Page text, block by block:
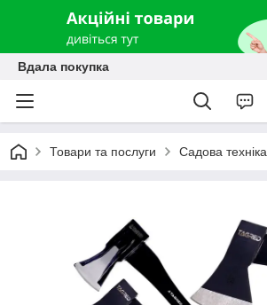
Вдала покупка
Товари та послуги Садова техніка